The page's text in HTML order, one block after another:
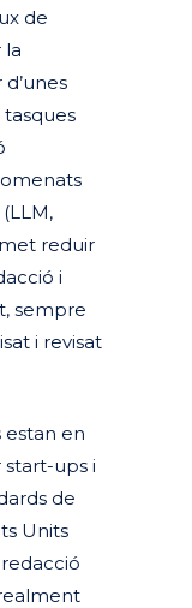
de
la
tasques
reduir
i
sempre
i revisat
estan en
start-ups i
de
Units